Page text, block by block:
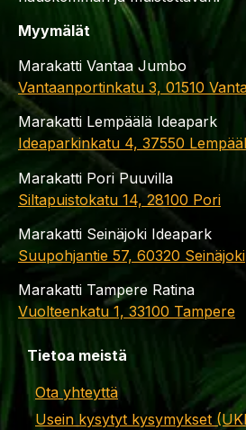
Myymälät
Marakatti Vantaa Jumbo
Vantaanportinkatu 3, 01510
Marakatti Lempäälä Ideapark
Ideaparkinkatu 4, 37550
Marakatti Pori Puuvilla
Siltapuistokatu 14, 28100 Pori
Marakatti Seinäjoki Ideapark
Suupohjantie 57, 60320 Seinäjoki
Marakatti Tampere Ratina
Vuolteenkatu 1, 33100 Tampere
Tietoa meistä
Ota yhteyttä
Usein kysytyt kysymykset